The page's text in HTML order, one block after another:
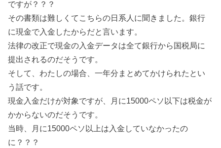
ですが？？？
その書類は難しくてこちらの日系人に聞きました。銀行
に現金で入金したからだと言います。
法律の改正で現金の入金データは全て銀行から国税局に
提出されるのだそうです。
そして、わたしの場合、一年分まとめてかけられたとい
う話です。
現金入金だけが対象ですが、月に15000ペソ以下は税金が
かからないのだそうです。
当時、月に15000ペソ以上は入金していなかったの
に？？？